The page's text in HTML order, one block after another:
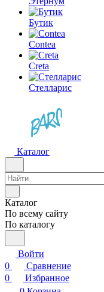
Бутик
Contea
Creta
Стелларис
Каталог
Каталог
По всему сайту
По каталогу
Войти
0
Сравнение
0
Избранное